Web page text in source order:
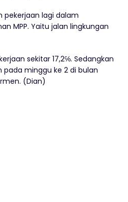
pekerjaan lagi dalam
MPP. Yaitu jalan lingkungan
sekitar 17,2℅. Sedangkan
pada minggu ke 2 di bulan
(Dian)